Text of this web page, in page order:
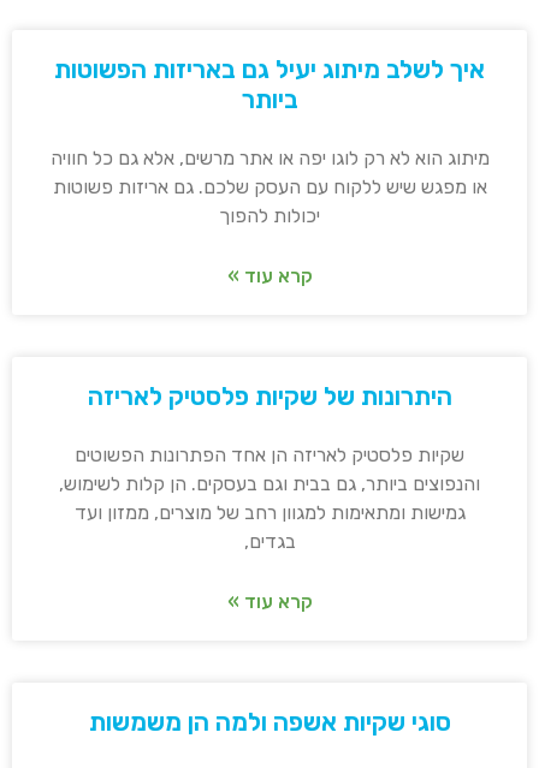
איך לשלב מיתוג יעיל גם באריזות הפשוטות
ביותר
מיתוג הוא לא רק לוגו יפה או אתר מרשים, אלא גם כל חוויה
או מפגש שיש ללקוח עם העסק שלכם. גם אריזות פשוטות
יכולות להפוך
קרא עוד »
היתרונות של שקיות פלסטיק לאריזה
שקיות פלסטיק לאריזה הן אחד הפתרונות הפשוטים
והנפוצים ביותר, גם בבית וגם בעסקים. הן קלות לשימוש,
גמישות ומתאימות למגוון רחב של מוצרים, ממזון ועד
בגדים,
קרא עוד »
סוגי שקיות אשפה ולמה הן משמשות